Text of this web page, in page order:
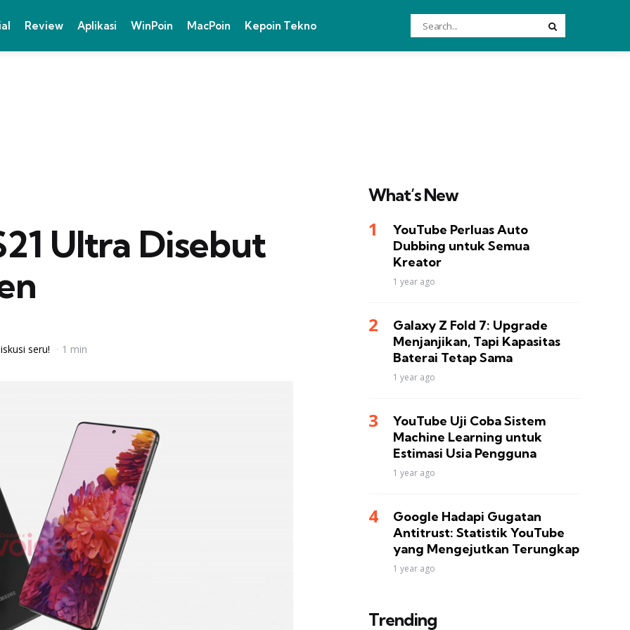
Review Aplikasi WinPoin MacPoin Kepoin Tekno
Search
for:
Ultra Disebut
seru! 1 min
What’s New
YouTube Perluas Auto
Dubbing untuk Semua
Kreator
1 year ago
Galaxy Z Fold 7: Upgrade
Menjanjikan, Tapi Kapasitas
Baterai Tetap Sama
1 year ago
YouTube Uji Coba Sistem
Machine Learning untuk
Estimasi Usia Pengguna
1 year ago
Google Hadapi Gugatan
Antitrust: Statistik YouTube
yang Mengejutkan Terungkap
1 year ago
Trending